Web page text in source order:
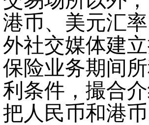
港币、美元汇
外社交媒体建
保险业务期间
利条件，撮合
把人民币和港